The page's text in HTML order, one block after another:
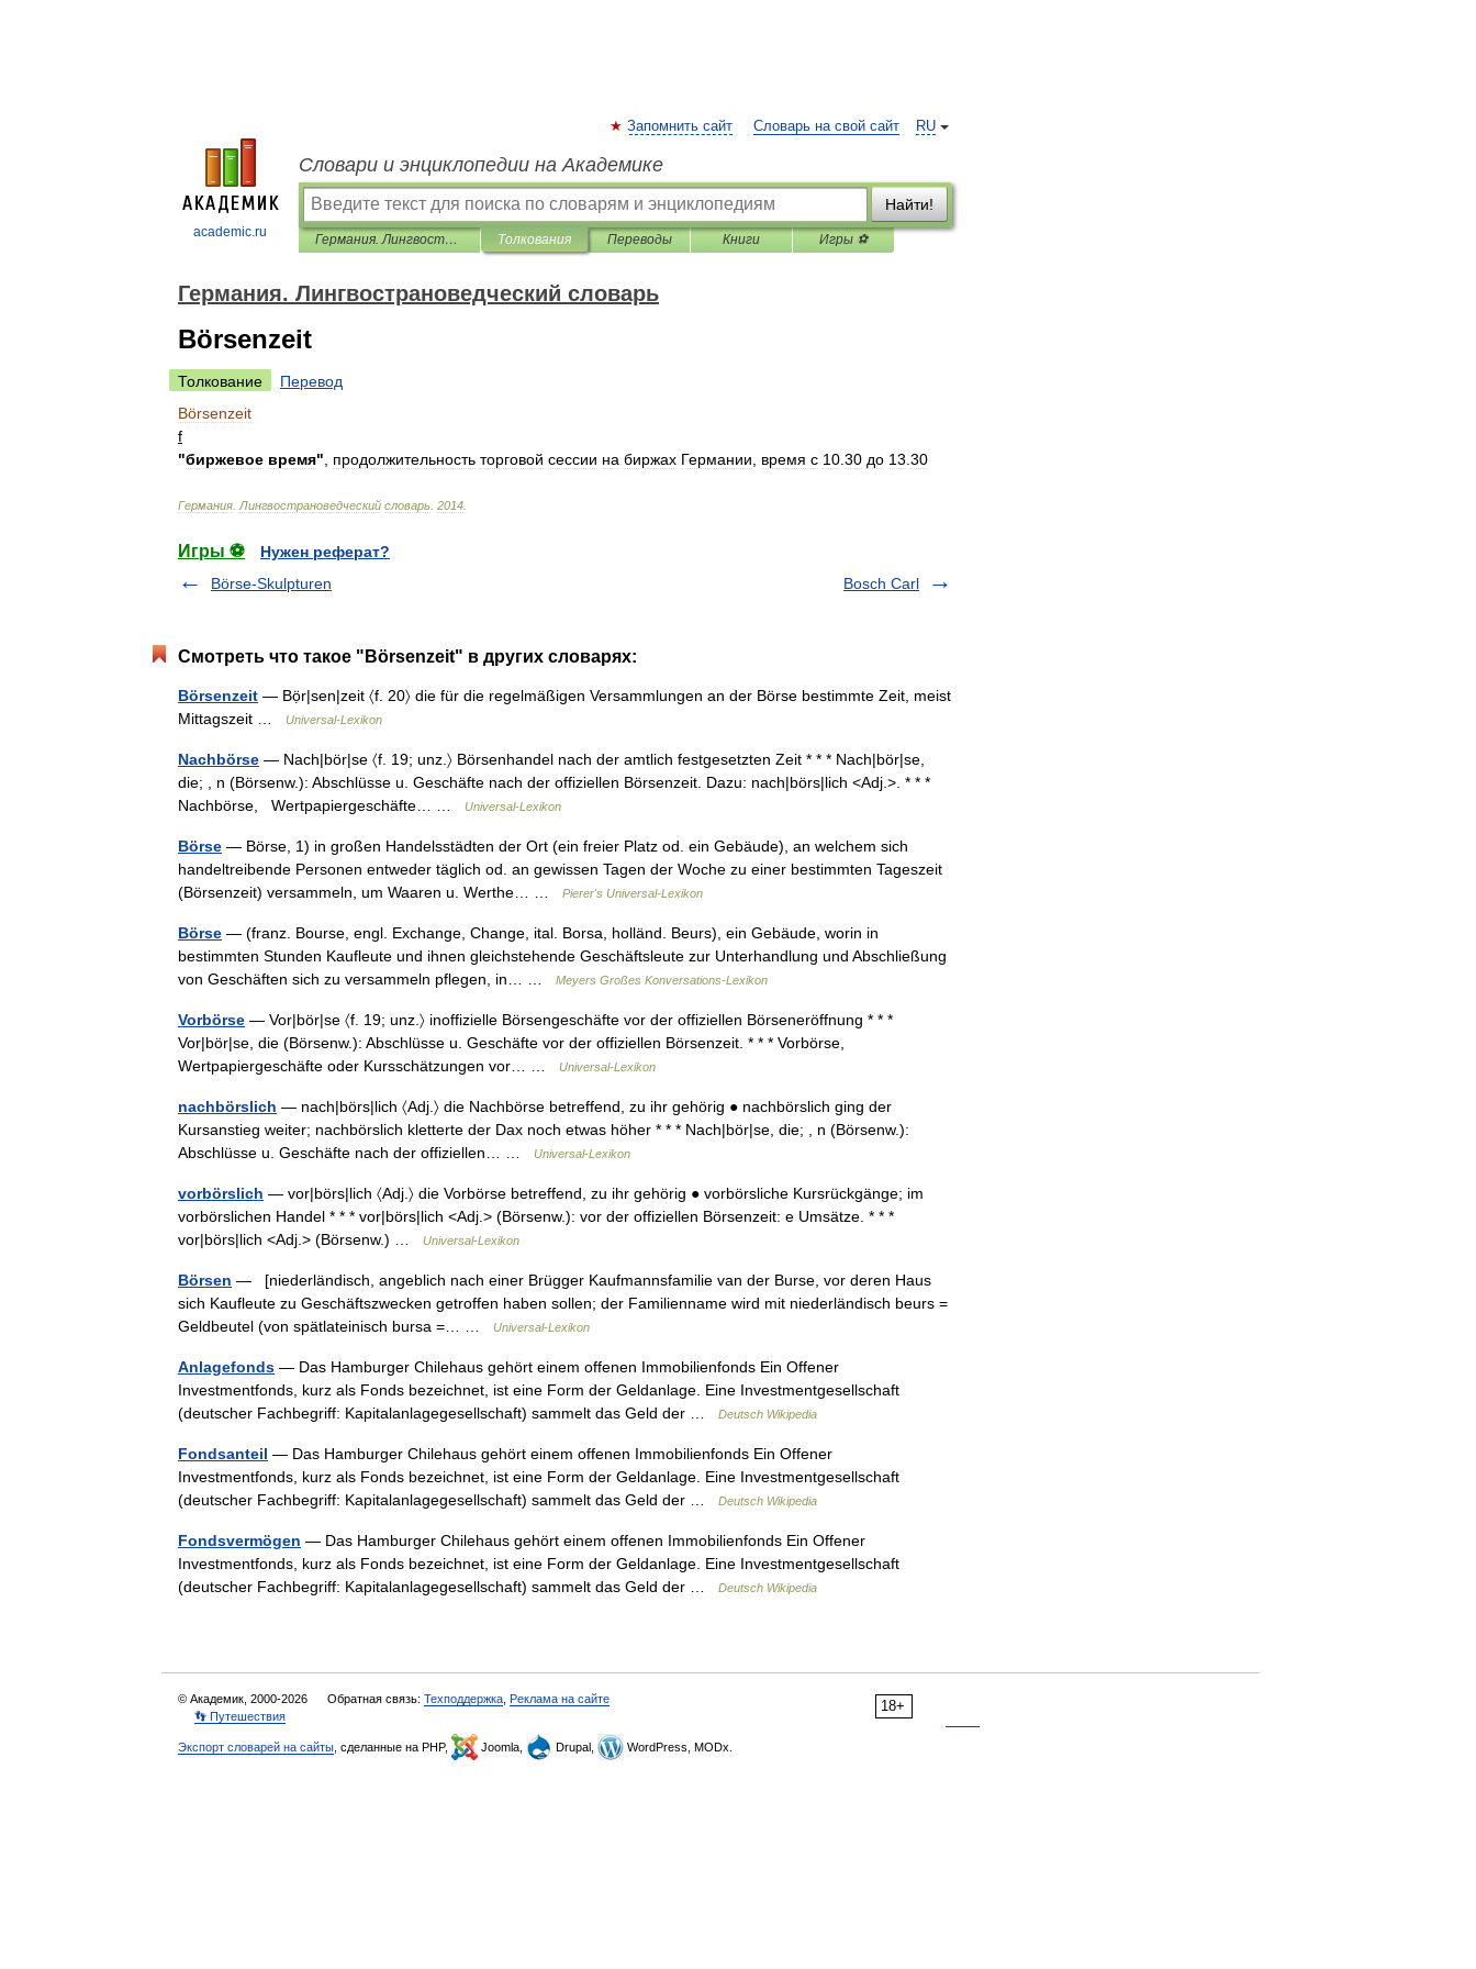
academic.ru
RU
Запомнить сайт Словарь на свой сайт
Словари и энциклопедии на Академике
Найти!
Германия. Лингвострановедческий словарь Толкования Переводы Книги Игры ⚽
Германия. Лингвострановедческий словарь
Börsenzeit
Толкование
Перевод
Börsenzeit
f
"биржевое время" продолжительность торговой сессии на биржах Германии время с 10 30 до 13 30
Германия Лингвострановедческий словарь 2014
Игры ⚽
Нужен реферат?
Börse-Skulpturen
Bosch Carl
Смотреть что такое "Börsenzeit" в других словарях:
Börsenzeit — Bọ̈r|sen|zeit 〈f. 20〉 die für die regelmäßigen Versammlungen an der Börse bestimmte Zeit, meist
Mittagszeit …
Universal-Lexikon
Nachbörse — Nach|bör|se 〈f. 19; unz.〉 Börsenhandel nach der amtlich festgesetzten Zeit * * * Nach|bör|se,
die; , n (Börsenw.): Abschlüsse u. Geschäfte nach der offiziellen Börsenzeit. Dazu: nach|börs|lich <Adj.>. * * *
Nachbörse, Wertpapiergeschäfte… …
Universal-Lexikon
Börse — Börse, 1) in großen Handelsstädten der Ort (ein freier Platz od. ein Gebäude), an welchem sich
handeltreibende Personen entweder täglich od. an gewissen Tagen der Woche zu einer bestimmten Tageszeit
(Börsenzeit) versammeln, um Waaren u. Werthe… …
Pierer's Universal-Lexikon
Börse — (franz. Bourse, engl. Exchange, Change, ital. Borsa, holländ. Beurs), ein Gebäude, worin in
bestimmten Stunden Kaufleute und ihnen gleichstehende Geschäftsleute zur Unterhandlung und Abschließung
von Geschäften sich zu versammeln pflegen, in… …
Meyers Großes Konversations-Lexikon
Vorbörse — Vor|bör|se 〈f. 19; unz.〉 inoffizielle Börsengeschäfte vor der offiziellen Börseneröffnung * * *
Vor|bör|se, die (Börsenw.): Abschlüsse u. Geschäfte vor der offiziellen Börsenzeit. * * * Vorbörse,
Wertpapiergeschäfte oder Kursschätzungen vor… …
Universal-Lexikon
nachbörslich — nach|börs|lich 〈Adj.〉 die Nachbörse betreffend, zu ihr gehörig ● nachbörslich ging der
Kursanstieg weiter; nachbörslich kletterte der Dax noch etwas höher * * * Nach|bör|se, die; , n (Börsenw.):
Abschlüsse u. Geschäfte nach der offiziellen… …
Universal-Lexikon
vorbörslich — vor|börs|lich 〈Adj.〉 die Vorbörse betreffend, zu ihr gehörig ● vorbörsliche Kursrückgänge; im
vorbörslichen Handel * * * vor|börs|lich <Adj.> (Börsenw.): vor der offiziellen Börsenzeit: e Umsätze. * * *
vor|börs|lich <Adj.> (Börsenw.) …
Universal-Lexikon
Börsen — [niederländisch, angeblich nach einer Brügger Kaufmannsfamilie van der Burse, vor deren Haus
sich Kaufleute zu Geschäftszwecken getroffen haben sollen; der Familienname wird mit niederländisch beurs =
Geldbeutel (von spätlateinisch bursa =… …
Universal-Lexikon
Anlagefonds — Das Hamburger Chilehaus gehört einem offenen Immobilienfonds Ein Offener
Investmentfonds, kurz als Fonds bezeichnet, ist eine Form der Geldanlage. Eine Investmentgesellschaft
(deutscher Fachbegriff: Kapitalanlagegesellschaft) sammelt das Geld der …
Deutsch Wikipedia
Fondsanteil — Das Hamburger Chilehaus gehört einem offenen Immobilienfonds Ein Offener
Investmentfonds, kurz als Fonds bezeichnet, ist eine Form der Geldanlage. Eine Investmentgesellschaft
(deutscher Fachbegriff: Kapitalanlagegesellschaft) sammelt das Geld der …
Deutsch Wikipedia
Fondsvermögen — Das Hamburger Chilehaus gehört einem offenen Immobilienfonds Ein Offener
Investmentfonds, kurz als Fonds bezeichnet, ist eine Form der Geldanlage. Eine Investmentgesellschaft
(deutscher Fachbegriff: Kapitalanlagegesellschaft) sammelt das Geld der …
Deutsch Wikipedia
18+
© Академик, 2000-2026 Обратная связь: Техподдержка Реклама на сайте
👣 Путешествия
Экспорт словарей на сайты , сделанные на PHP, Joomla, Drupal, WordPress, MODx.